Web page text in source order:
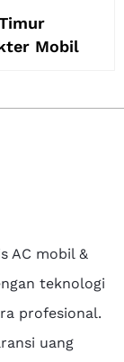
Mobil
AC mobil &
teknologi
profesional.
uang